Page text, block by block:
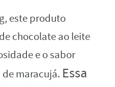
este produto
chocolate ao leite
e o sabor
maracujá. Essa